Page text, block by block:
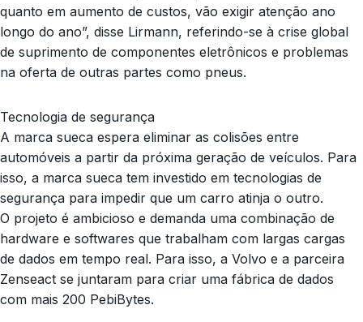
quanto em aumento de custos, vão exigir atenção ano
longo do ano”, disse Lirmann, referindo-se à crise global
de suprimento de componentes eletrônicos e problemas
na oferta de outras partes como pneus.
Tecnologia de segurança
A marca sueca espera eliminar as colisões entre
automóveis a partir da próxima geração de veículos. Para
isso, a marca sueca tem investido em tecnologias de
segurança para impedir que um carro atinja o outro.
O projeto é ambicioso e demanda uma combinação de
hardware e softwares que trabalham com largas cargas
de dados em tempo real. Para isso, a Volvo e a parceira
Zenseact se juntaram para criar uma fábrica de dados
com mais 200 PebiBytes.